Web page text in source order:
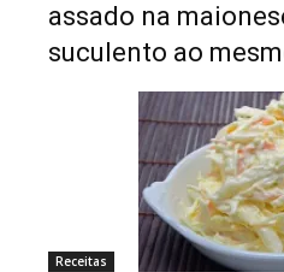
assado na
suculento ao
Receitas